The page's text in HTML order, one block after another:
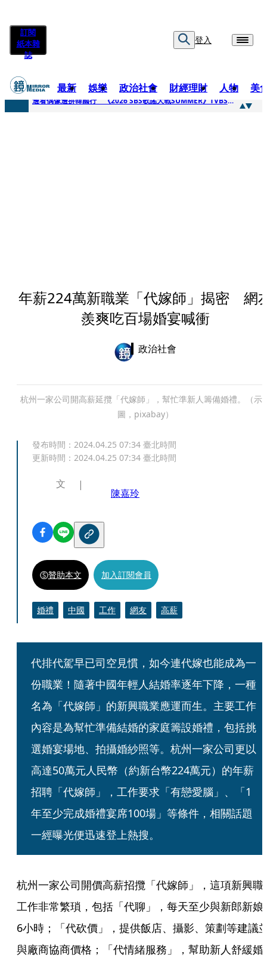
訂閱
紙本雜
誌
登入
最新 娛樂 政治社會 財經理財 人物 美
快訊
邊看偶像邊拚韓國行 《2026 SBS歌謠大戰SUMMER》TVBS直播祭追星福利
年薪224萬新職業「代嫁師」揭密 網
羨爽吃百場婚宴喊衝
政治社會
杭州一家公司開高薪延攬「代嫁師」，幫忙準新人籌備婚禮。（示
圖，pixabay）
發布時間： 2024.04.25 07:34 臺北時間
更新時間： 2024.04.25 07:34 臺北時間
文
陳嘉玲
贊助本文 加入訂閱會員
婚禮 中國 工作 網友 高薪
代排代駕早已司空見慣，如今連代嫁也能成為一
份職業！隨著中國年輕人結婚率逐年下降，一種
名為「代嫁師」的新興職業應運而生。主要工作
內容是為幫忙準備結婚的家庭籌設婚禮，包括挑
選婚宴場地、拍攝婚紗照等。杭州一家公司更以
高達50萬元人民幣（約新台幣224萬元）的年薪
招聘「代嫁師」，工作要求「有戀愛腦」、「1
年至少完成婚禮宴席100場」等條件，相關話題
一經曝光便迅速登上熱搜。
杭州一家公司開價高薪招攬「代嫁師」，這項新興職
工作非常繁瑣，包括「代聊」，每天至少與新郎新娘
6小時；「代砍價」，提供飯店、攝影、策劃等建議
與廠商協商價格；「代情緒服務」，幫助新人舒緩婚